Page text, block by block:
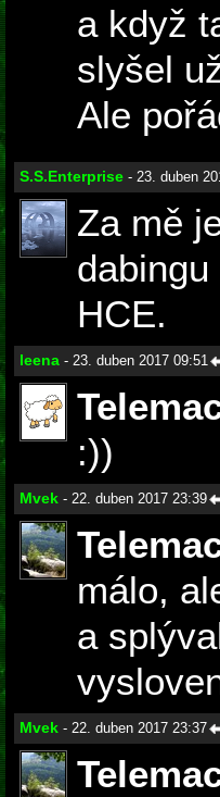
a když
slyšel
Ale
S.S.Enterprise - 23. duben
Za mě
HCE.
leena - 23. duben 2017 09:51
:))
Mvek - 22. duben 2017 23:39
málo,
a
Mvek - 22. duben 2017 23:37